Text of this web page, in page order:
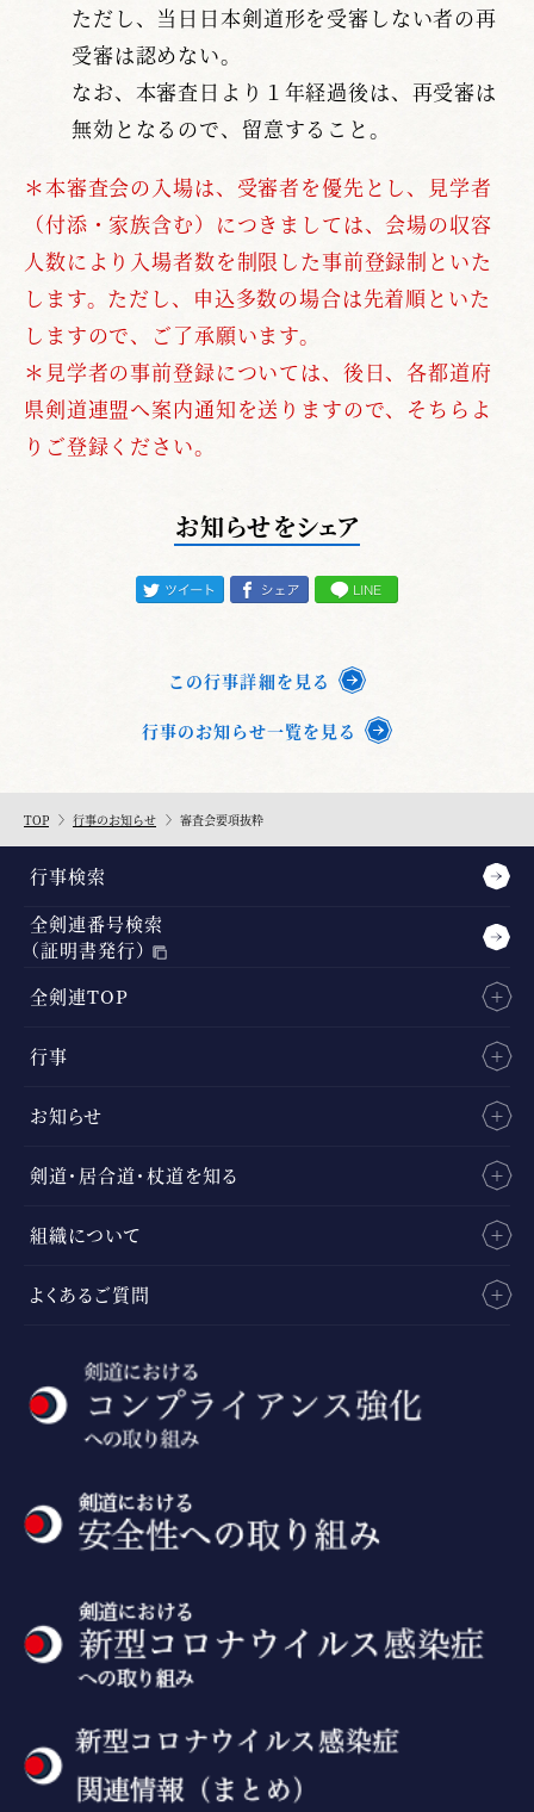
ただし、当日日本剣道形を受審しない者の再
受審は認めない。
なお、本審査日より１年経過後は、再受審は
無効となるので、留意すること。
＊本審査会の入場は、受審者を優先とし、見学者
（付添・家族含む）につきましては、会場の収容
人数により入場者数を制限した事前登録制といた
します。ただし、申込多数の場合は先着順といた
しますので、ご了承願います。
＊見学者の事前登録については、後日、各都道府
県剣道連盟へ案内通知を送りますので、そちらよ
りご登録ください。
お知らせをシェア
この行事詳細を見る
行事のお知らせ一覧を見る
TOP 行事のお知らせ 審査会要項抜粋
行事検索
全剣連番号検索
（証明書発行）
全剣連TOP
行事
お知らせ
剣道・居合道・杖道を知る
組織について
よくあるご質問